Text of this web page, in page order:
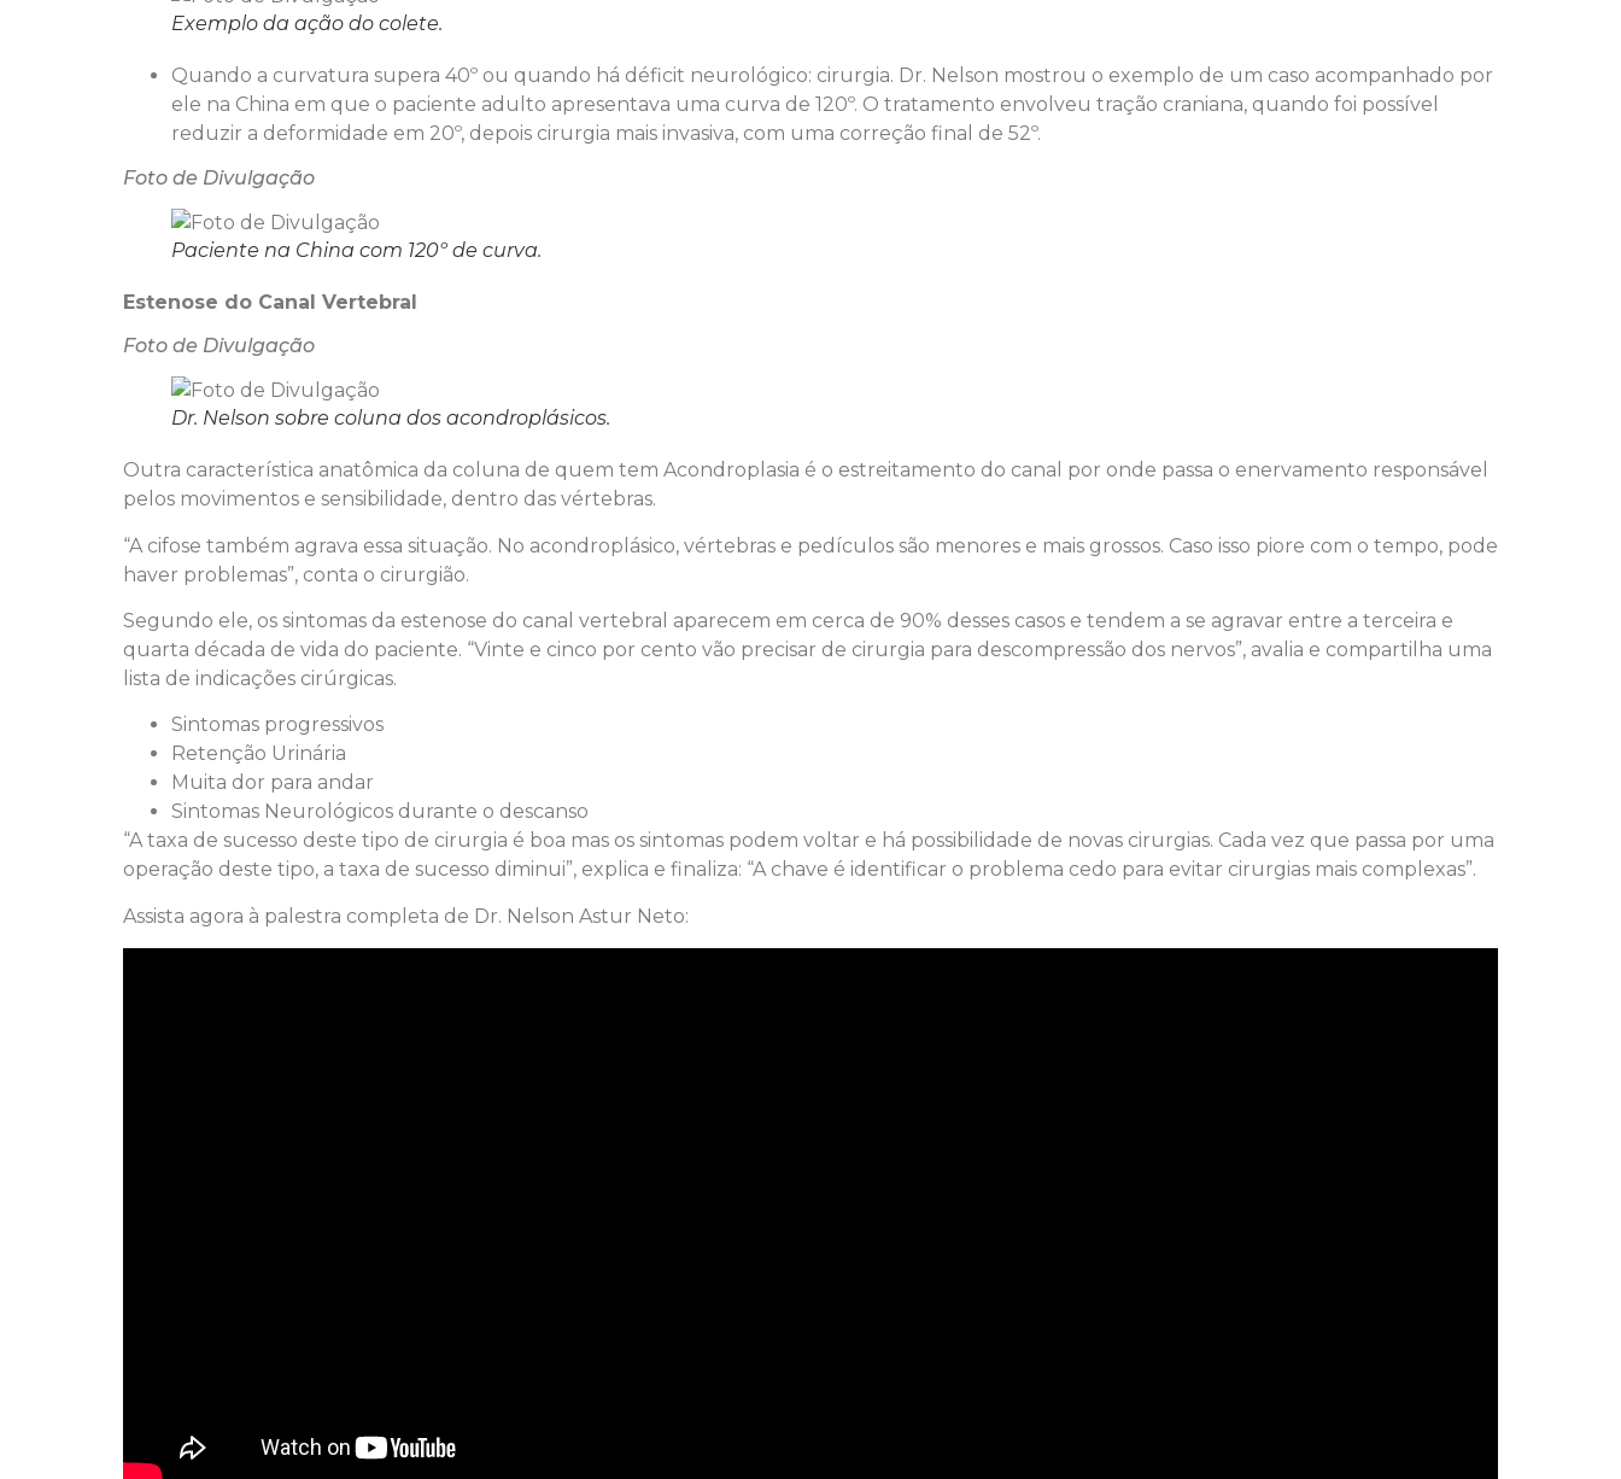
Exemplo da ação do colete.
Quando a curvatura supera 40º ou quando há déficit neurológico: cirurgia. Dr. Nelson mostrou o exemplo de um caso acompanhado por
ele na China em que o paciente adulto apresentava uma curva de 120º. O tratamento envolveu tração craniana, quando foi possível
reduzir a deformidade em 20º, depois cirurgia mais invasiva, com uma correção final de 52º.
Foto de Divulgação
Paciente na China com 120º de curva.
Estenose do Canal Vertebral
Foto de Divulgação
Dr. Nelson sobre coluna dos acondroplásicos.
Outra característica anatômica da coluna de quem tem Acondroplasia é o estreitamento do canal por onde passa o enervamento responsável
pelos movimentos e sensibilidade, dentro das vértebras.
“A cifose também agrava essa situação. No acondroplásico, vértebras e pedículos são menores e mais grossos. Caso isso piore com o tempo, pode
haver problemas”, conta o cirurgião.
Segundo ele, os sintomas da estenose do canal vertebral aparecem em cerca de 90% desses casos e tendem a se agravar entre a terceira e
quarta década de vida do paciente. “Vinte e cinco por cento vão precisar de cirurgia para descompressão dos nervos”, avalia e compartilha uma
lista de indicações cirúrgicas.
Sintomas progressivos
Retenção Urinária
Muita dor para andar
Sintomas Neurológicos durante o descanso
“A taxa de sucesso deste tipo de cirurgia é boa mas os sintomas podem voltar e há possibilidade de novas cirurgias. Cada vez que passa por uma
operação deste tipo, a taxa de sucesso diminui”, explica e finaliza: “A chave é identificar o problema cedo para evitar cirurgias mais complexas”.
Assista agora à palestra completa de Dr. Nelson Astur Neto: